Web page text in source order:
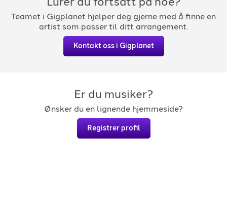
Teamet i Gigplanet hjelper deg gjerne med å finne en
artist som passer til ditt arrangement.
Kontakt oss i Gigplanet
Er du musiker?
Ønsker du en lignende hjemmeside?
Registrer profil